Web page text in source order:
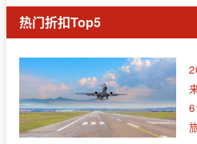
热门折扣Top5